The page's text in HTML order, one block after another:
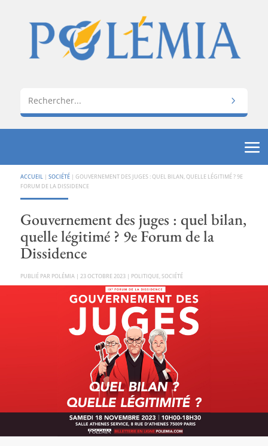
ACCUEIL | SOCIÉTÉ| GOUVERNEMENT DES JUGES : QUEL BILAN, QUELLE LÉGITIMÉ ? 9E
FORUM DE LA DISSIDENCE
Gouvernement des juges : quel bilan,
quelle légitimé ? 9e Forum de la
Dissidence
PAR POLÉMIA | 23 OCTOBRE 2023| POLITIQUE, SOCIÉTÉ